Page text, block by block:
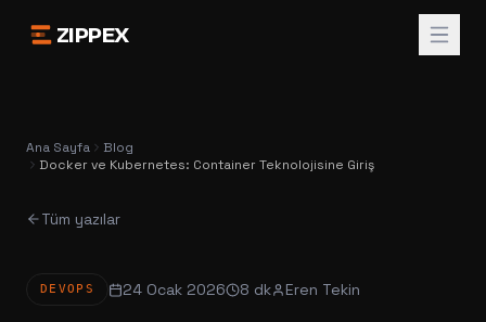
ZIPPEX
Ana Sayfa
Blog
Docker ve Kubernetes: Container Teknolojisine Giriş
Tüm yazılar
DEVOPS 24 Ocak 2026 8 dk Eren Tekin